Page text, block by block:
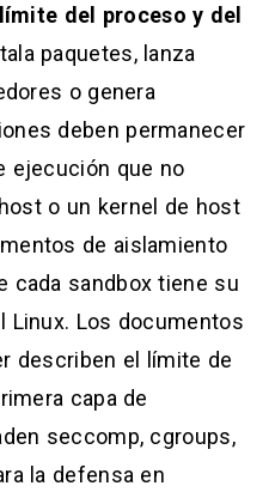
límite del proceso y del
paquetes, lanza
o genera
deben permanecer
ejecución que no
o un kernel de host
de aislamiento
cada sandbox tiene su
Linux. Los documentos
describen el límite de
capa de
seccomp, cgroups,
la defensa en